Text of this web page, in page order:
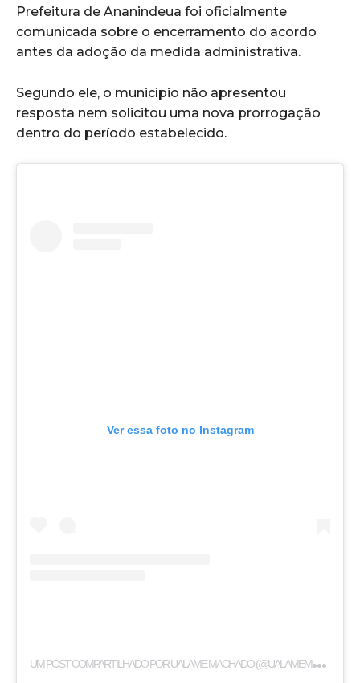
Prefeitura de Ananindeua foi oficialmente
comunicada sobre o encerramento do acordo
antes da adoção da medida administrativa.
Segundo ele, o município não apresentou
resposta nem solicitou uma nova prorrogação
dentro do período estabelecido.
Ver essa foto no Instagram
U
M POST COMPARTILHADO POR UALAME MACHADO (@UALAMEMACHADO)